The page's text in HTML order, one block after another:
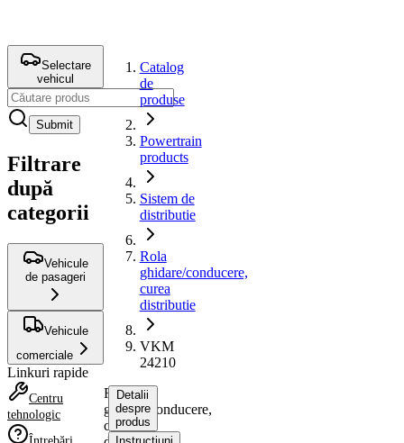
Selectare
vehicul
Submit
Filtrare
după
categorii
Vehicule
de pasageri
Vehicule
comerciale
Linkuri rapide
Centru
tehnologic
Catalog
de
produse
Powertrain
products
Sistem de
distributie
Rola
ghidare/conducere,
curea
distributie
VKM
24210
Rola
ghidare/conducere,
curea
Detalii
despre
produs